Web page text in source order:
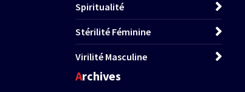
Spiritualité
Stérilité Féminine
Virilité Masculine
Archives